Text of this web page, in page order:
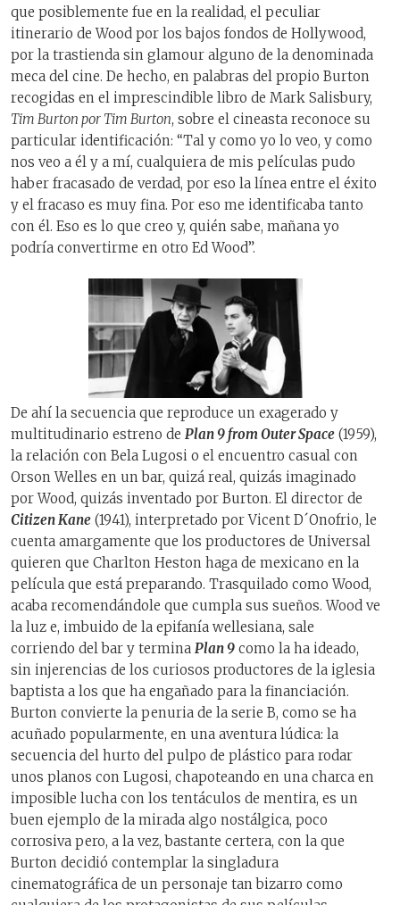
que posiblemente fue en la realidad, el peculiar
itinerario de Wood por los bajos fondos de Hollywood,
por la trastienda sin glamour alguno de la denominada
meca del cine. De hecho, en palabras del propio Burton
recogidas en el imprescindible libro de Mark Salisbury,
Tim Burton por Tim Burton, sobre el cineasta reconoce su
particular identificación: “Tal y como yo lo veo, y como
nos veo a él y a mí, cualquiera de mis películas pudo
haber fracasado de verdad, por eso la línea entre el éxito
y el fracaso es muy fina. Por eso me identificaba tanto
con él. Eso es lo que creo y, quién sabe, mañana yo
podría convertirme en otro Ed Wood”.
De ahí la secuencia que reproduce un exagerado y
multitudinario estreno de Plan 9 from Outer Space (1959),
la relación con Bela Lugosi o el encuentro casual con
Orson Welles en un bar, quizá real, quizás imaginado
por Wood, quizás inventado por Burton. El director de
Citizen Kane (1941), interpretado por Vicent D´Onofrio, le
cuenta amargamente que los productores de Universal
quieren que Charlton Heston haga de mexicano en la
película que está preparando. Trasquilado como Wood,
acaba recomendándole que cumpla sus sueños. Wood ve
la luz e, imbuido de la epifanía wellesiana, sale
corriendo del bar y termina Plan 9 como la ha ideado,
sin injerencias de los curiosos productores de la iglesia
baptista a los que ha engañado para la financiación.
Burton convierte la penuria de la serie B, como se ha
acuñado popularmente, en una aventura lúdica: la
secuencia del hurto del pulpo de plástico para rodar
unos planos con Lugosi, chapoteando en una charca en
imposible lucha con los tentáculos de mentira, es un
buen ejemplo de la mirada algo nostálgica, poco
corrosiva pero, a la vez, bastante certera, con la que
Burton decidió contemplar la singladura
cinematográfica de un personaje tan bizarro como